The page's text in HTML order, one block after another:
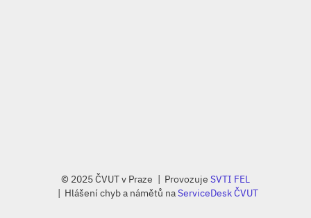
© 2025 ČVUT v Praze ProvozujeSVTI FEL
Hlášení chyb a námětů naServiceDesk ČVUT